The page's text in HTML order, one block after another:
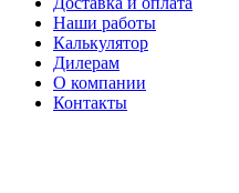
Наши работы
Калькулятор
Дилерам
О компании
Контакты